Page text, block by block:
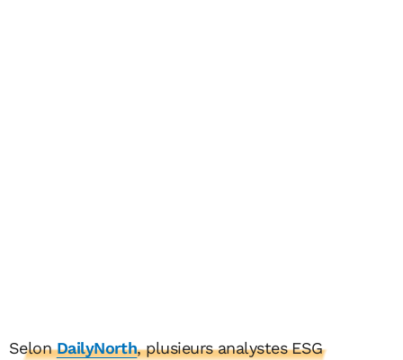
SelonDailyNorth, plusieurs analystes ESG